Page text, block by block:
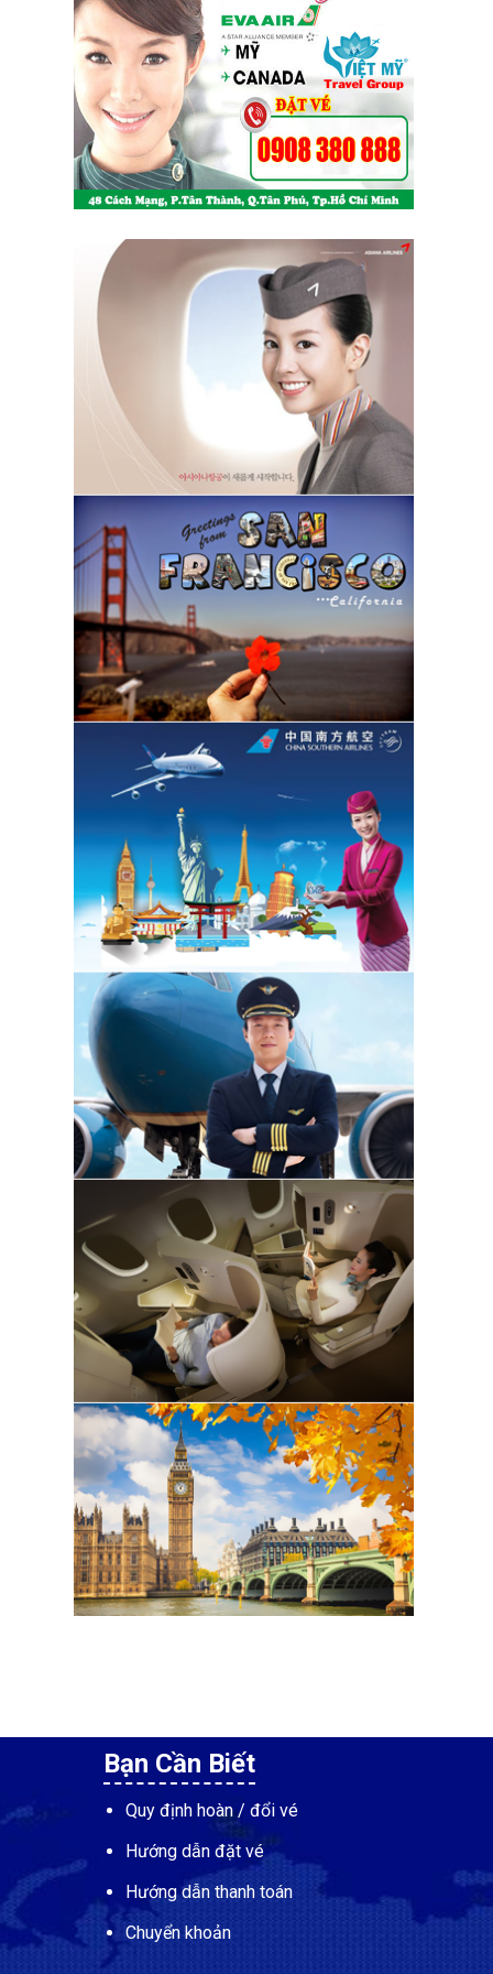
Bạn Cần Biết
Quy định hoàn / đổi vé
Hướng dẫn đặt vé
Hướng dẫn thanh toán
Chuyển khoản